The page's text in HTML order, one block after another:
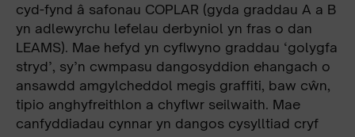
cyd-fynd â safonau COPLAR (gyda graddau A a B
yn adlewyrchu lefelau derbyniol yn fras o dan
LEAMS). Mae hefyd yn cyflwyno graddau ‘golygfa
stryd’, sy’n cwmpasu dangosyddion ehangach o
ansawdd amgylcheddol megis graffiti, baw cŵn,
tipio anghyfreithlon a chyflwr seilwaith. Mae
canfyddiadau cynnar yn dangos cysylltiad cryf